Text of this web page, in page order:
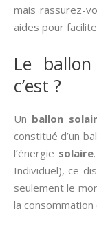
mais rassurez-
aides pour
Le
c’est ?
Un ballon
constitué d’un
l’énergie solaire
Individuel), ce
seulement le
la